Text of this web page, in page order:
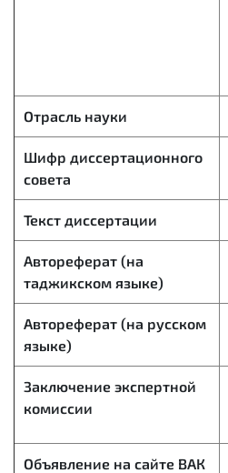
Отрасль науки
Шифр диссертационного
совета
Текст диссертации
Автореферат (на
таджикском языке)
Автореферат (на русском
языке)
Заключение экспертной
комиссии
Объявление на сайте ВАК